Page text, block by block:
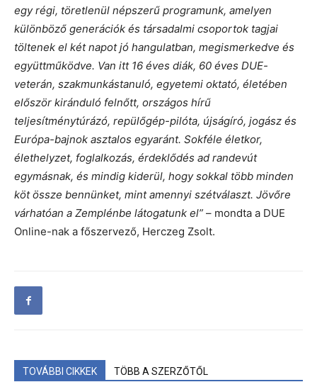
egy régi, töretlenül népszerű programunk, amelyen
különböző generációk és társadalmi csoportok tagjai
töltenek el két napot jó hangulatban, megismerkedve és
együttműködve. Van itt 16 éves diák, 60 éves DUE-
veterán, szakmunkástanuló, egyetemi oktató, életében
először kiránduló felnőtt, országos hírű
teljesítménytúrázó, repülőgép-pilóta, újságíró, jogász és
Európa-bajnok asztalos egyaránt. Sokféle életkor,
élethelyzet, foglalkozás, érdeklődés ad randevút
egymásnak, és mindig kiderül, hogy sokkal több minden
köt össze bennünket, mint amennyi szétválaszt. Jövőre
várhatóan a Zemplénbe látogatunk el” – mondta a DUE
Online-nak a főszervező, Herczeg Zsolt.
TOVÁBBI CIKKEK TÖBB A SZERZŐTŐL